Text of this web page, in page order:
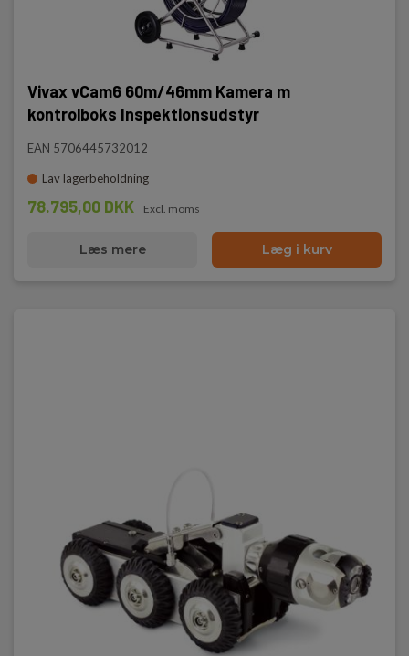
Vivax vCam6 60m/46mm Kamera m
kontrolboks Inspektionsudstyr
EAN 5706445732012
Lav lagerbeholdning
78.795,00 DKK Excl. moms
Læs mere Læg i kurv